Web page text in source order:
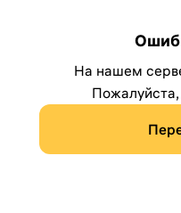
На нашем